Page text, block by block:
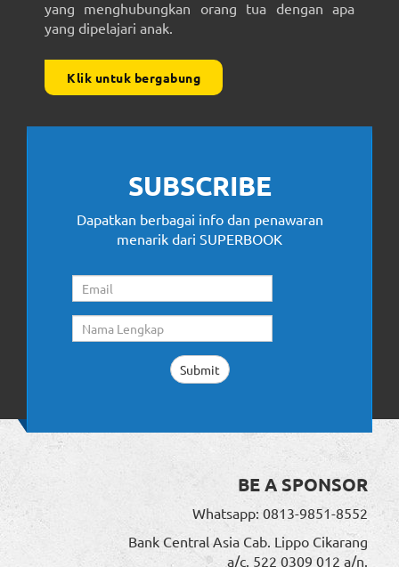
yang menghubungkan orang tua dengan apa
yang dipelajari anak.
Klik untuk bergabung
SUBSCRIBE
Dapatkan berbagai info dan penawaran
menarik dari SUPERBOOK
BE A SPONSOR
Whatsapp: 0813-9851-8552
Bank Central Asia Cab. Lippo Cikarang
a/c. 522 0309 012 a/n.